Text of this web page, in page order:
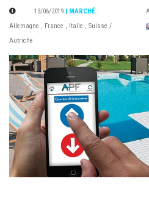
13/06/2019 | MARCHÉ :
Allemagne , France , Italie , Suisse /
Autriche